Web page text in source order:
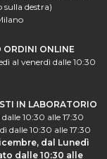
sulla destra)
ORDINI ONLINE
al venerdì dalle 10:30
IN LABORATORIO
10:30 alle 17:30
dalle 10:30 alle 17:30
dal Lunedì
dalle 10:30 alle